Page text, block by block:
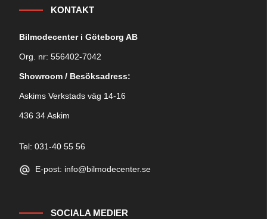
KONTAKT
Bilmodecenter i Göteborg AB
Org. nr: 556402-7042
Showroom / Besöksadress:
Askims Verkstads väg 14-16
436 34 Askim
Tel: 031-40 55 56
E-post: info@bilmodecenter.se
SOCIALA MEDIER